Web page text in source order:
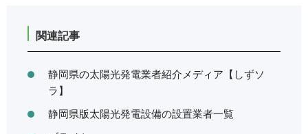
関連記事
静岡県の太陽光発電業者紹介メディア【しずソ
ラ】
静岡県版太陽光発電設備の設置業者一覧